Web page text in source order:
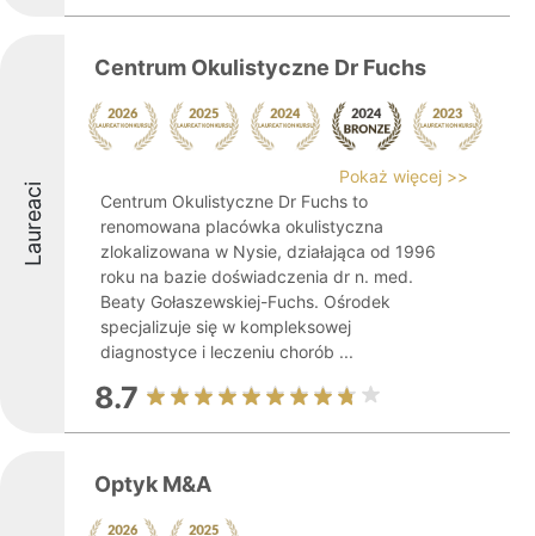
Laureaci
Centrum Okulistyczne Dr Fuchs
Pokaż więcej >>
Centrum Okulistyczne Dr Fuchs to
renomowana placówka okulistyczna
zlokalizowana w Nysie, działająca od 1996
roku na bazie doświadczenia dr n. med.
Beaty Gołaszewskiej-Fuchs. Ośrodek
specjalizuje się w kompleksowej
diagnostyce i leczeniu chorób ...
8.7
Optyk M&A